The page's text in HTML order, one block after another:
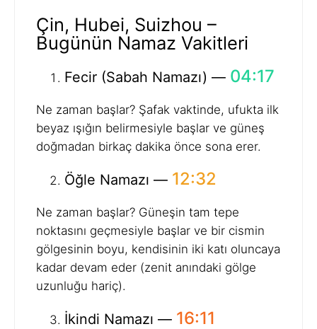
Çin, Hubei, Suizhou –
Bugünün Namaz Vakitleri
Fecir (Sabah Namazı) — 04:17
Ne zaman başlar? Şafak vaktinde, ufukta ilk
beyaz ışığın belirmesiyle başlar ve güneş
doğmadan birkaç dakika önce sona erer.
Öğle Namazı — 12:32
Ne zaman başlar? Güneşin tam tepe
noktasını geçmesiyle başlar ve bir cismin
gölgesinin boyu, kendisinin iki katı oluncaya
kadar devam eder (zenit anındaki gölge
uzunluğu hariç).
İkindi Namazı — 16:11